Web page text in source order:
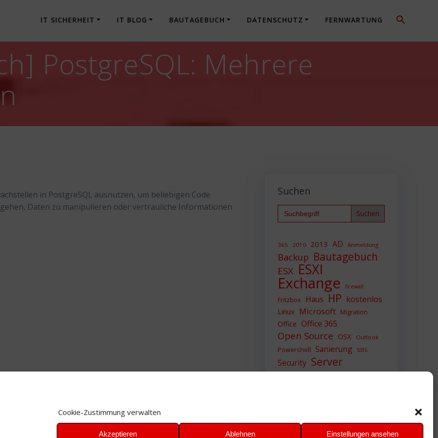
Cookie-Zustimmung verwalten
Akzeptieren Ablehnen Einstellungen ansehen
IT SICHERHEIT IT BLOG BAUTAGEBUCH DATENSCHUTZ FERNWARTUNG
PostgreSQL: Mehrere
in PostgreSQL ausnutzen, um beliebigen Code
Daten zu manipulieren oder vertrauliche Informationen
Suchen
Search
for:
365 2010 2013 AD Anmeldung
Backup Bautagebuch
ESX ESXI
Exchange firewall
Fritzbox Haus HP kostenlos
Linux Microsoft Migration
Office Office 365
Open Source OSX Outlook
Powershell Sanierung SBS
Security Server
Sicherheit SIEM
VMWare VPN WAZUH